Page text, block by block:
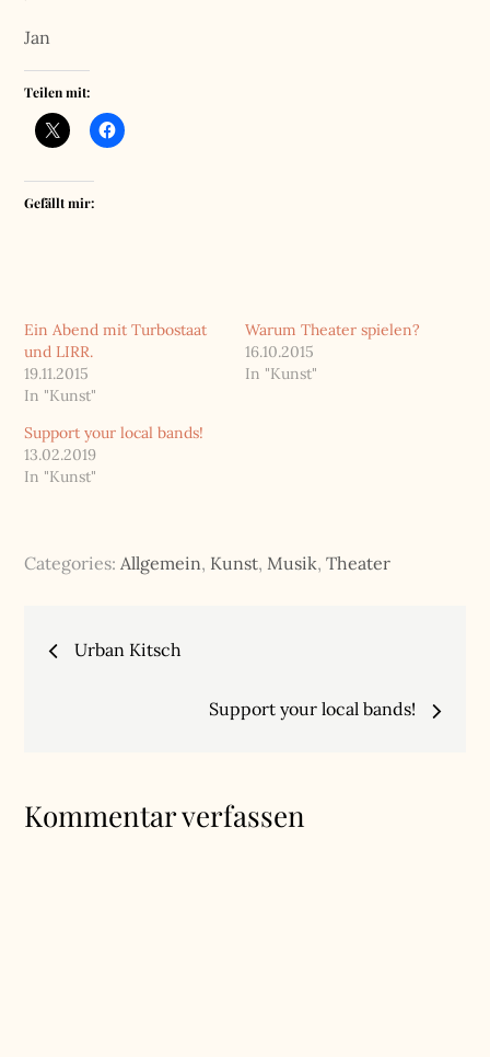
Jan
Teilen mit:
Gefällt mir:
Ein Abend mit Turbostaat
und LIRR.
19.11.2015
In "Kunst"
Warum Theater spielen?
16.10.2015
In "Kunst"
Support your local bands!
13.02.2019
In "Kunst"
Categories: Allgemein, Kunst, Musik,Theater
Beitragsnavigation
Urban Kitsch
Support your local bands!
Kommentar verfassen